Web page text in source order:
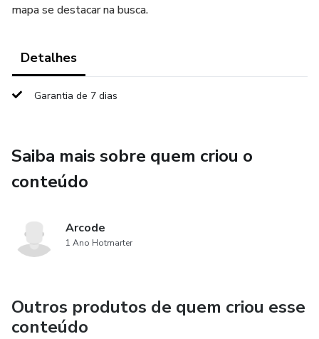
mapa se destacar na busca.
Detalhes
Garantia de 7 dias
Saiba mais sobre quem criou o
conteúdo
Arcode
1 Ano Hotmarter
Outros produtos de quem criou esse
conteúdo